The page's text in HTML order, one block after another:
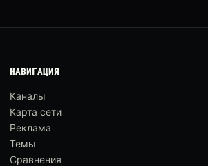
НАВИГАЦИЯ
Каналы
Карта сети
Реклама
Темы
Сравнения